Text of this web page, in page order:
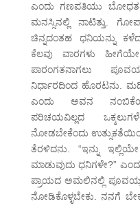
ಎಂದು ಗಣಪತಿಯು
ಮನಸ್ಸಿನಲ್ಲಿ ನಾಟಿತ್ತು.
ಚಿನ್ನದಂತಹ ಧನಿಯನ್ನು
ಕೆಲವು ವಾರಗಳು
ಪಾರಂಗತನಾಗಲು
ನಿರ್ಧಾರದಿಂದ ಹೊರಟನು.
ಎಂದು ಅವನ
ಪರಿಚಯವಿಲ್ಲದ
ನೋಡಬೇಕೆಂದು
ತೆರಳಿದನು. “ಇನ್ನು
ಮಾಡುವುದು ಧನಿಗಳೇ?”
ಪ್ರಾಯದ ಅಮಲಿನಲ್ಲಿ
ನೋಡಿಕೊಳ್ಳಬೇಕು. ನನಗೆ